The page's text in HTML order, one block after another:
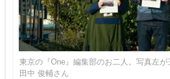
東京の『One』編集部のお二人。写真左
田中 俊輔さん